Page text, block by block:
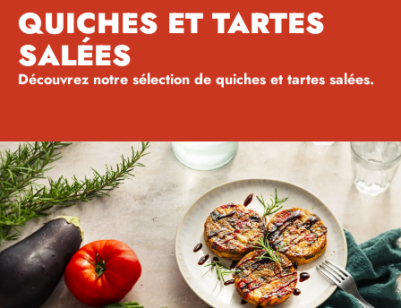
QUICHES ET TARTES
SALÉES
Découvrez notre sélection de quiches et tartes salées.